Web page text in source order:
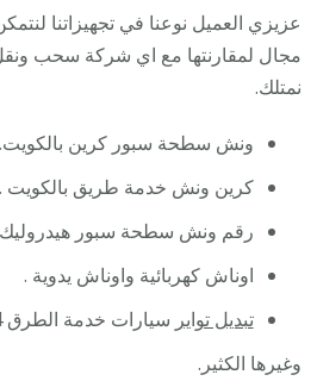
عزيزي العميل نوعنا في تجهيزاتنا
مجال لمقارنتها مع اي شركة سحب
نمتلك.
ونش سطحة سبور كرين بالكويت.
كرين ونش خدمة طريق بالكويت .
رقم ونش سطحة سبور
اوناش كهربائية واوناش يدوية .
تبديل تواير سيارات خدمة الطرق 24 ساعة .
وغيرها الكثير.